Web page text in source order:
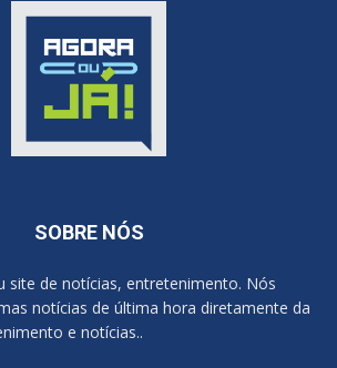
SOBRE NÓS
site de notícias, entretenimento. Nós
notícias de última hora diretamente da
e notícias..